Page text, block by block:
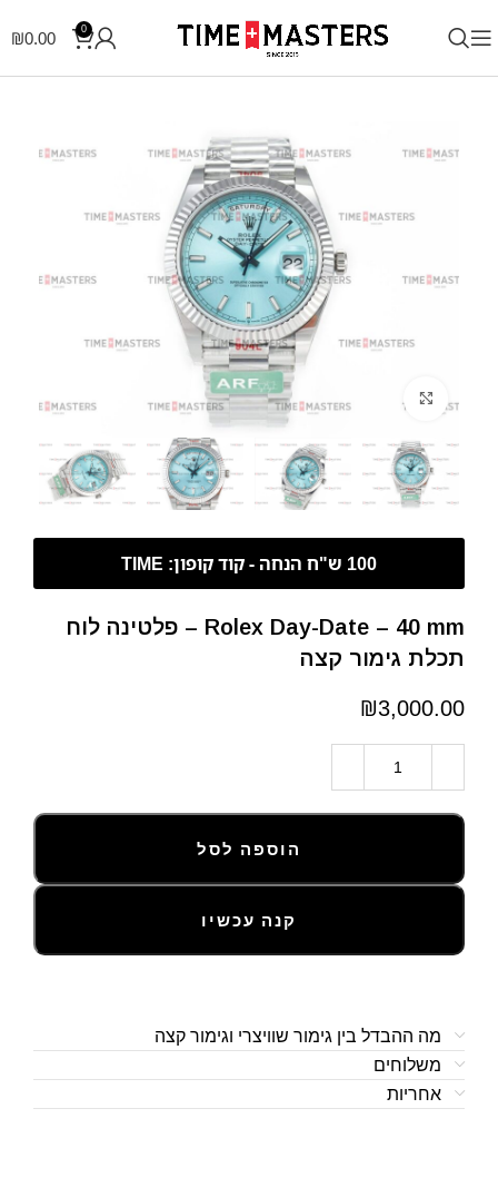
0
₪0.00
לחצו להגדלה
Rolex Day-Date – 40 mm – פלטינה לוח
תכלת גימור קצה
₪
הוספה לסל
קנה עכשיו
מה ההבדל בין גימור שוויצרי וגימור קצה
משלוחים
אחריות